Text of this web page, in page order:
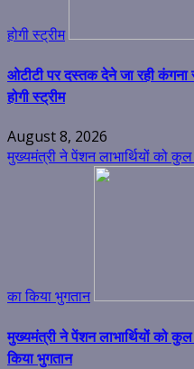
होगी स्ट्रीम
ओटीटी पर दस्तक देने जा रही कंगना
होगी स्ट्रीम
August 8, 2026
मुख्यमंत्री ने पेंशन लाभार्थियों को
का किया भुगतान
मुख्यमंत्री ने पेंशन लाभार्थियों को
किया भुगतान